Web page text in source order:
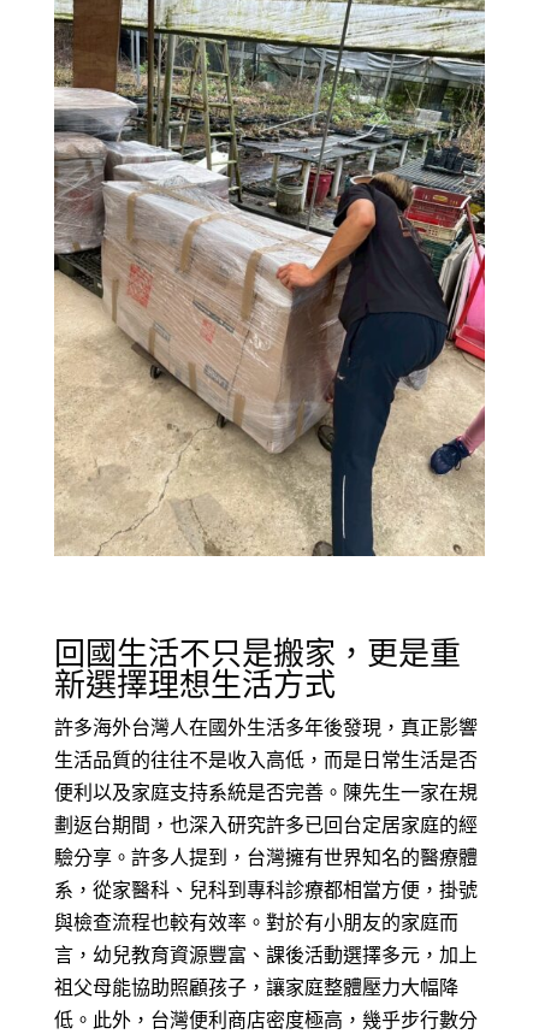
回國生活不只是搬家，更是重
新選擇理想生活方式
許多海外台灣人在國外生活多年後發現，真正影響
生活品質的往往不是收入高低，而是日常生活是否
便利以及家庭支持系統是否完善。陳先生一家在規
劃返台期間，也深入研究許多已回台定居家庭的經
驗分享。許多人提到，台灣擁有世界知名的醫療體
系，從家醫科、兒科到專科診療都相當方便，掛號
與檢查流程也較有效率。對於有小朋友的家庭而
言，幼兒教育資源豐富、課後活動選擇多元，加上
祖父母能協助照顧孩子，讓家庭整體壓力大幅降
低。此外，台灣便利商店密度極高，幾乎步行數分